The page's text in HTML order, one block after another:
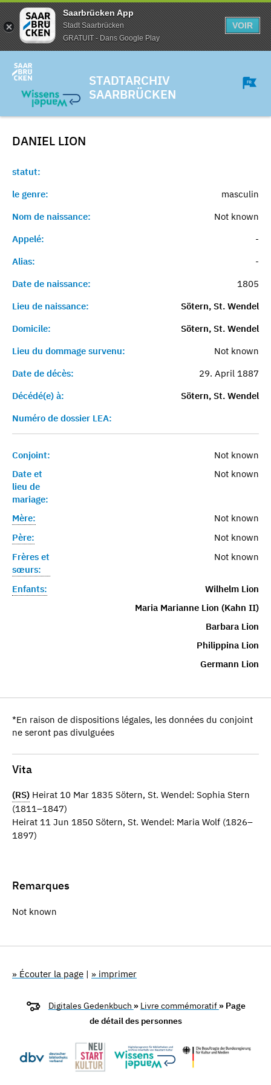
Saarbrücken App
Stadt Saarbrücken
GRATUIT - Dans Google Play
VOIR
STADTARCHIV
SAARBRÜCKEN
DANIEL LION
statut:
le genre:
masculin
Nom de naissance:
Not known
Appelé:
-
Alias:
-
Date de naissance:
1805
Lieu de naissance:
Sötern, St. Wendel
Domicile:
Sötern, St. Wendel
Lieu du dommage survenu:
Not known
Date de décès:
29. April 1887
Décédé(e) à:
Sötern, St. Wendel
Numéro de dossier LEA:
Conjoint:
Not known
Date et
lieu de
mariage:
Not known
Mère:
Not known
Père:
Not known
Frères et
sœurs:
Not known
Enfants:
Wilhelm Lion
Maria Marianne Lion (Kahn II)
Barbara Lion
Philippina Lion
Germann Lion
*En raison de dispositions légales, les données du conjoint
ne seront pas divulguées
Vita
(RS) Heirat 10 Mar 1835 Sötern, St. Wendel: Sophia Stern
(1811–1847)
Heirat 11 Jun 1850 Sötern, St. Wendel: Maria Wolf (1826–
1897)
Remarques
Not known
» Écouter la page | » imprimer
Digitales Gedenkbuch » Livre commémoratif » Page
de détail des personnes